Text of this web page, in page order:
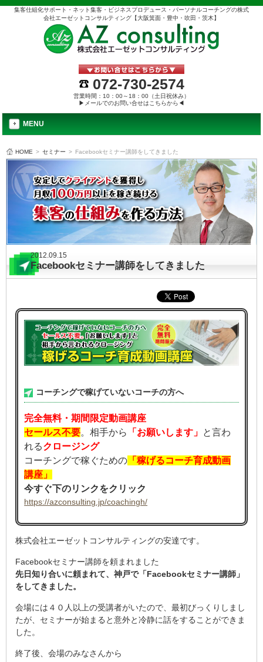
集客仕組化サポート・ネット集客・ビジネスプロデュース・パーソナルコーチングの株式
会社エーゼットコンサルティング【大阪箕面・豊中・吹田・茨木】
072-730-2574
営業時間：10：00～18：00（土日祝休み）
▶メールでのお問い合せはこちらから◀
MENU
HOME > セミナー > Facebookセミナー講師をしてきました
2012.09.15
Facebookセミナー講師をしてきました
コーチングで稼げていないコーチの方へ
完全無料・期間限定動画講座
セールス不要。相手から 「お願いします」 と言わ
れるクロージング
コーチングで稼ぐための 「稼げるコーチ育成動画
講座」
今すぐ下のリンクをクリック
https://azconsulting.jp/coachingh/
株式会社エーゼットコンサルティングの安達です。
Facebookセミナー講師を頼まれました
先日知り合いに頼まれて、神戸で「Facebookセミナー講師」
をしてきました。
会場には４０人以上の受講者がいたので、最初びっくりしまし
たが、セミナーが始まると意外と冷静に話をすることができま
した。
終了後、会場のみなさんから